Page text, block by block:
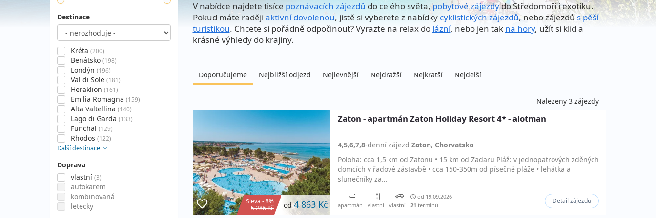
Destinace
Kréta (200)
Benátsko (198)
Londýn (196)
Val di Sole (181)
Heraklion (161)
Emilia Romagna (159)
Alta Valtellina (140)
Lago di Garda (133)
Funchal (129)
Rhodos (122)
Další destinace
Doprava
vlastní (3)
autokarem
kombinovaná
letecky
V nabídce najdete tisíce poznávacích zájezdů do celého světa,pobytové zájezdydo Středomoří i exotiku.
Pokud máte raději aktivní dovolenou, jistě si vyberete z nabídky cyklistických zájezdů, nebo zájezdů s pěší
turistikou. Chcete si pořádně odpočinout? Vyrazte na relax do lázní, nebo jen tak na hory, užít si klid a
krásné výhledy do krajiny.
Doporučujeme Nejbližší odjezd Nejlevnější Nejdražší Nejkratší Nejdelší
Nalezeny 3 zájezdy
Sleva - 8%
5 286 Kč
od4 863 Kč
Zaton - apartmán Zaton Holiday Resort 4* - alotman
4,5,6,7,8-dennízájezd Zaton, Chorvatsko
Poloha: cca 1,5 km od Zatonu • 15 km od Zadaru Pláž: v jednopatrových zděných
domcích v řadové zástavbě • cca 150-350m od písečné pláže • lehátka a
slunečníky za…
apartmán vlastní vlastní
od 19.09.2026
21 termínů
Detail zájezdu